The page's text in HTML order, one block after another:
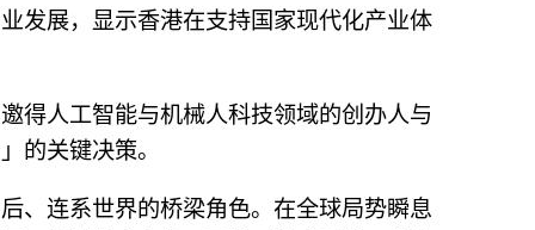
发展，显示香港在支持国家现代化产业体
得人工智能与机械人科技领域的创办人与
的关键决策。
、连系世界的桥梁角色。在全球局势瞬息